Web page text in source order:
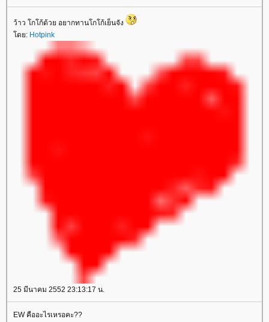
ว้าว โกโก้ด้วย อยากทานโกโก้เย็นจัง
ดย: Hotpink
25 มีนาคม 2552 23:13:17 น.
EW คืออะไรเหรอคะ??